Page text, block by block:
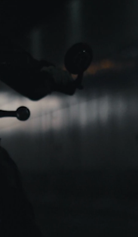
egyaránt.